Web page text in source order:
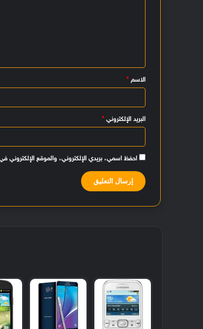
الاسم*
البريد الإلكتروني*
احفظ اسمي، بريدي الإلكتروني، والموقع الإلكتروني